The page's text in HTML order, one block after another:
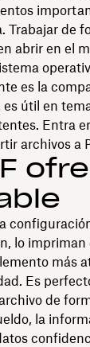
Trabajar de
abrir en el
es la
útil en
Entra
archivos a
lo
más
Es
de
la